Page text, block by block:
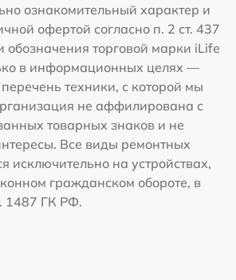
ознакомительный характер и
офертой согласно п. 2 ст. 437
торговой марки iLife
в информационных целях —
техники, с которой мы
не аффилирована с
товарных знаков и не
Все виды ремонтных
исключительно на устройствах,
гражданском обороте, в
1487 ГК РФ.